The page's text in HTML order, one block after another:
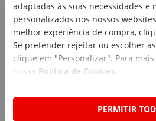
adaptadas às suas necessidades e
personalizados nos nossos
melhor experiência de compra,
Se pretender rejeitar ou escolher
clique em "Personalizar". Para
nossa Política de Cookies.
PERMITIR